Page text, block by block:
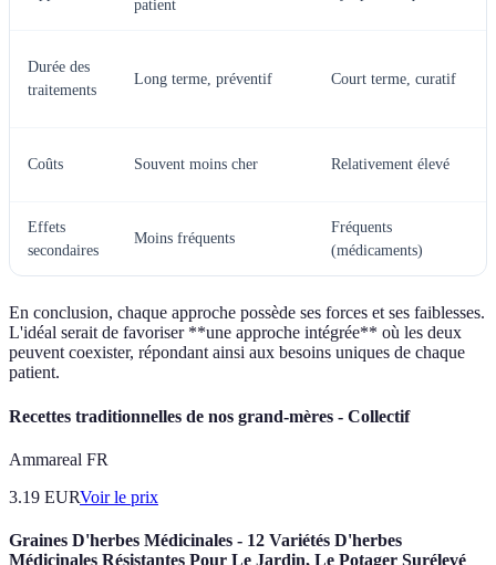
patient
Durée des
traitements
Long terme, préventif Court terme, curatif
Coûts Souvent moins cher Relativement élevé
Effets
secondaires
Moins fréquents
Fréquents
(médicaments)
En conclusion, chaque approche possède ses forces et ses faiblesses.
L'idéal serait de favoriser **une approche intégrée** où les deux
peuvent coexister, répondant ainsi aux besoins uniques de chaque
patient.
Recettes traditionnelles de nos grand-mères - Collectif
Ammareal FR
3.19 EURVoir le prix
Graines D'herbes Médicinales - 12 Variétés D'herbes
Médicinales Résistantes Pour Le Jardin, Le Potager Surélevé